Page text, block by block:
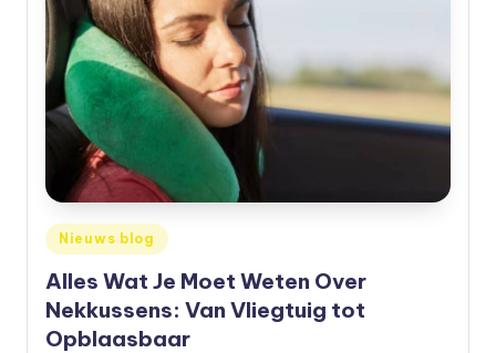
Geplaatst
in
Nieuws blog
Alles Wat Je Moet Weten Over
Nekkussens: Van Vliegtuig tot
Opblaasbaar